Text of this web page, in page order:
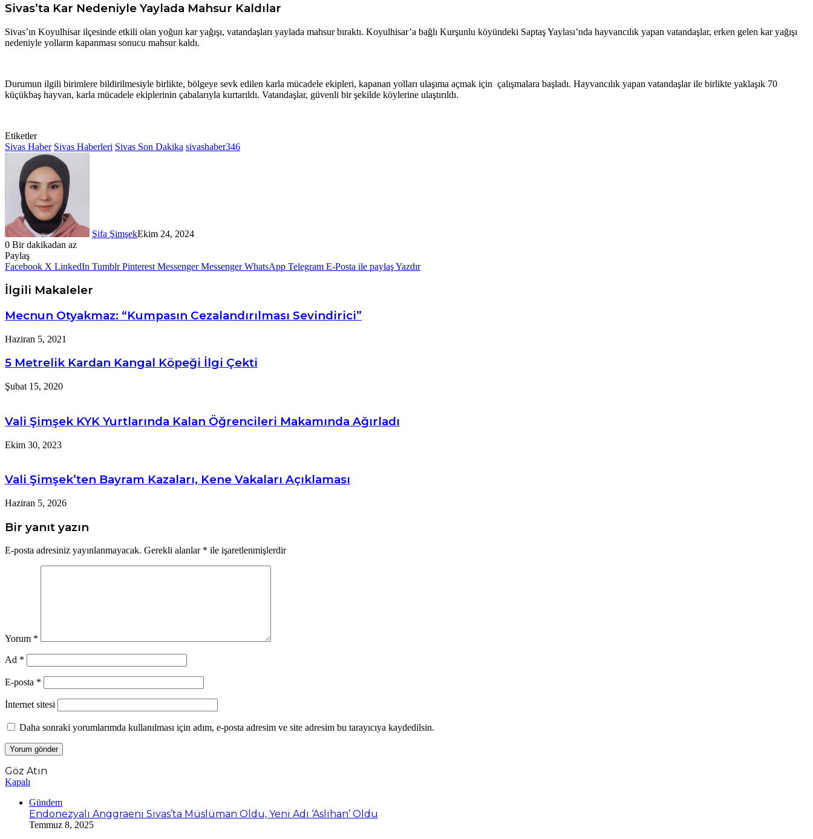
Sivas’ta Kar Nedeniyle Yaylada Mahsur Kaldılar
Sivas’ın Koyulhisar ilçesinde etkili olan yoğun kar yağışı, vatandaşları yaylada mahsur bıraktı. Koyulhisar’a bağlı Kurşunlu köyündeki Saptaş Yaylası’nda hayvancılık yapan vatandaşlar, erken gelen kar yağışı
nedeniyle yolların kapanması sonucu mahsur kaldı.
Durumun ilgili birimlere bildirilmesiyle birlikte, bölgeye sevk edilen karla mücadele ekipleri, kapanan yolları ulaşıma açmak için çalışmalara başladı. Hayvancılık yapan vatandaşlar ile birlikte yaklaşık 70
küçükbaş hayvan, karla mücadele ekiplerinin çabalarıyla kurtarıldı. Vatandaşlar, güvenli bir şekilde köylerine ulaştırıldı.
Etiketler
Sivas Haber Sivas Haberleri Sivas Son Dakika sivashaber346
Şifa ŞimşekEkim 24, 2024
0 Bir dakikadan az
Paylaş
Facebook X LinkedIn Tumblr Pinterest Messenger Messenger WhatsApp Telegram E-Posta ile paylaşYazdır
İlgili Makaleler
Mecnun Otyakmaz: “Kumpasın Cezalandırılması Sevindirici”
Haziran 5, 2021
5 Metrelik Kardan Kangal Köpeği İlgi Çekti
Şubat 15, 2020
Vali Şimşek KYK Yurtlarında Kalan Öğrencileri Makamında Ağırladı
Ekim 30, 2023
Vali Şimşek’ten Bayram Kazaları, Kene Vakaları Açıklaması
Haziran 5, 2026
Bir yanıt yazın
E-posta adresiniz yayınlanmayacak. Gerekli alanlar * ile işaretlenmişlerdir
Yorum *
Ad *
E-posta *
İnternet sitesi
Daha sonraki yorumlarımda kullanılması için adım, e-posta adresim ve site adresim bu tarayıcıya kaydedilsin.
Göz Atın
Kapalı
Gündem
Endonezyalı Anggraeni Sivas’ta Müslüman Oldu, Yeni Adı ‘Aslıhan’ Oldu
Temmuz 8, 2025